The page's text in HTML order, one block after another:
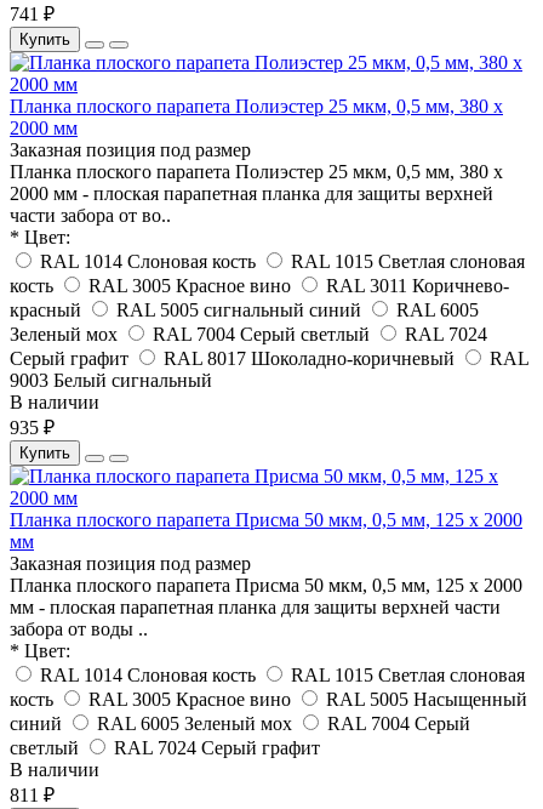
741 ₽
Купить
Планка плоского парапета Полиэстер 25 мкм, 0,5 мм, 380 x
2000 мм
Заказная позиция под размер
Планка плоского парапета Полиэстер 25 мкм, 0,5 мм, 380 x
2000 мм - плоская парапетная планка для защиты верхней
части забора от во..
* Цвет:
RAL 1014 Слоновая кость
RAL 1015 Светлая слоновая
кость
RAL 3005 Красное вино
RAL 3011 Коричнево-
красный
RAL 5005 сигнальный синий
RAL 6005
Зеленый мох
RAL 7004 Серый светлый
RAL 7024
Серый графит
RAL 8017 Шоколадно-коричневый
RAL
9003 Белый сигнальный
В наличии
935 ₽
Купить
Планка плоского парапета Присма 50 мкм, 0,5 мм, 125 x 2000
мм
Заказная позиция под размер
Планка плоского парапета Присма 50 мкм, 0,5 мм, 125 x 2000
мм - плоская парапетная планка для защиты верхней части
забора от воды ..
* Цвет:
RAL 1014 Слоновая кость
RAL 1015 Светлая слоновая
кость
RAL 3005 Красное вино
RAL 5005 Насыщенный
синий
RAL 6005 Зеленый мох
RAL 7004 Серый
светлый
RAL 7024 Серый графит
В наличии
811 ₽